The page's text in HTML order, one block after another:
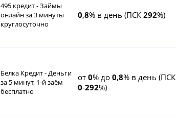
495 кредит - Займы
онлайн за 3 минуты
круглосуточно
0,8% в день (ПСК 292%)
Белка Кредит - Деньги
за 5 минут, 1-й заём
бесплатно
от 0% до 0,8% в день (ПСК
0-292%)